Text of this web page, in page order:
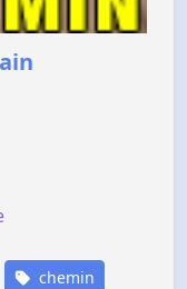
chemin